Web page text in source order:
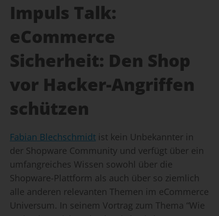
Impuls Talk:
eCommerce
Sicherheit: Den Shop
vor Hacker-Angriffen
schützen
Fabian Blechschmidt ist kein Unbekannter in
der Shopware Community und verfügt über ein
umfangreiches Wissen sowohl über die
Shopware-Plattform als auch über so ziemlich
alle anderen relevanten Themen im eCommerce
Universum. In seinem Vortrag zum Thema “Wie